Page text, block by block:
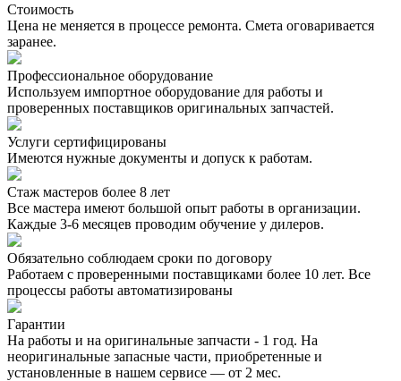
Стоимость
Цена не меняется в процессе ремонта. Смета оговаривается
заранее.
Профессиональное оборудование
Используем импортное оборудование для работы и
проверенных поставщиков оригинальных запчастей.
Услуги сертифицированы
Имеются нужные документы и допуск к работам.
Стаж мастеров более 8 лет
Все мастера имеют большой опыт работы в организации.
Каждые 3-6 месяцев проводим обучение у дилеров.
Обязательно соблюдаем сроки по договору
Работаем с проверенными поставщиками более 10 лет. Все
процессы работы автоматизированы
Гарантии
На работы и на оригинальные запчасти - 1 год. На
неоригинальные запасные части, приобретенные и
установленные в нашем сервисе — от 2 мес.